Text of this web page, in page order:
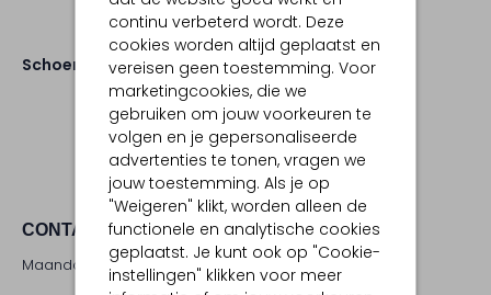
continu verbeterd wordt. Deze
cookies worden altijd geplaatst en
vereisen geen toestemming. Voor
marketingcookies, die we
gebruiken om jouw voorkeuren te
volgen en je gepersonaliseerde
advertenties te tonen, vragen we
jouw toestemming. Als je op
"Weigeren" klikt, worden alleen de
functionele en analytische cookies
geplaatst. Je kunt ook op "Cookie-
instellingen" klikken voor meer
Schoenen
CONTACT
Maandag - zaterdag 09:00 - 17:00 uur